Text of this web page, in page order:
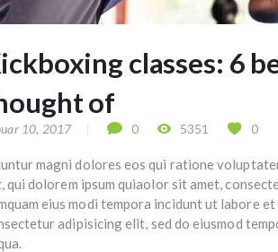
classes: 6
of
10, 2017 0 5351 0
magni dolores eos qui ratione
qui dolorem ipsum quiaolor sit amet,
eius modi tempora incidunt ut labore
adipisicing elit, sed do eiusmod